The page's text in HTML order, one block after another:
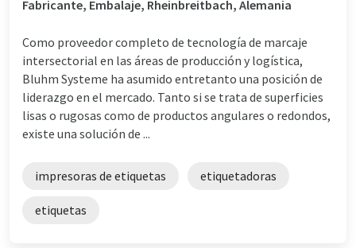
Fabricante, Embalaje, Rheinbreitbach, Alemania
Como proveedor completo de tecnología de marcaje
intersectorial en las áreas de producción y logística,
Bluhm Systeme ha asumido entretanto una posición de
liderazgo en el mercado. Tanto si se trata de superficies
lisas o rugosas como de productos angulares o redondos,
existe una solución de ...
impresoras de etiquetas etiquetadoras
etiquetas